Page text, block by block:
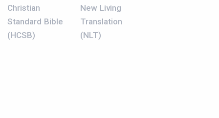
Christian
Standard Bible
(HCSB)
New Living
Translation
(NLT)